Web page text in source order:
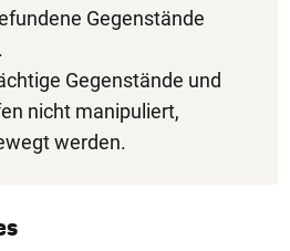
Gegenstände
Gegenstände und
nicht manipuliert,
werden.